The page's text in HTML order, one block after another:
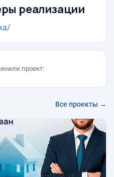
реализации
проект:
Все проекты →